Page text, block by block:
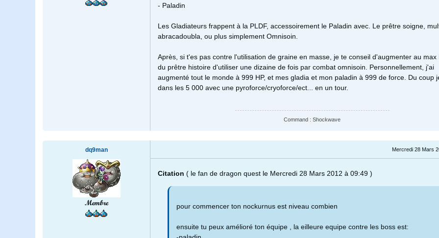
- Paladin
Les Gladiateurs frappent à la PLDF, accessoirement le Paladin avec. Le prêtre soigne,
abracadoubla, ou plus simplement Omnisoin.
Après, si t'es pas contre l'utilisation de graine en masse, je te conseil d'augmenter au max
du prêtre histoire d'utiliser une dizaine de fois par combat omnisoin. Personnellement, j'ai
augmenté tout le monde à 999 HP, et mes gladia et mon paladin à 999 de force. Du coup
dans les 5 000 avec une pyroforce/cryoforce/ect... en un tour.
Command : Shockwave
dq9man
Membre
Mercredi 28 Mars
Citation ( le fan de dragon quest le Mercredi 28 Mars 2012 à 09:49 )
pour commencer ton nockurnus est niveau combien
ensuite tu peux amélioré ton équipe , la eilleure equipe contre les boss est: